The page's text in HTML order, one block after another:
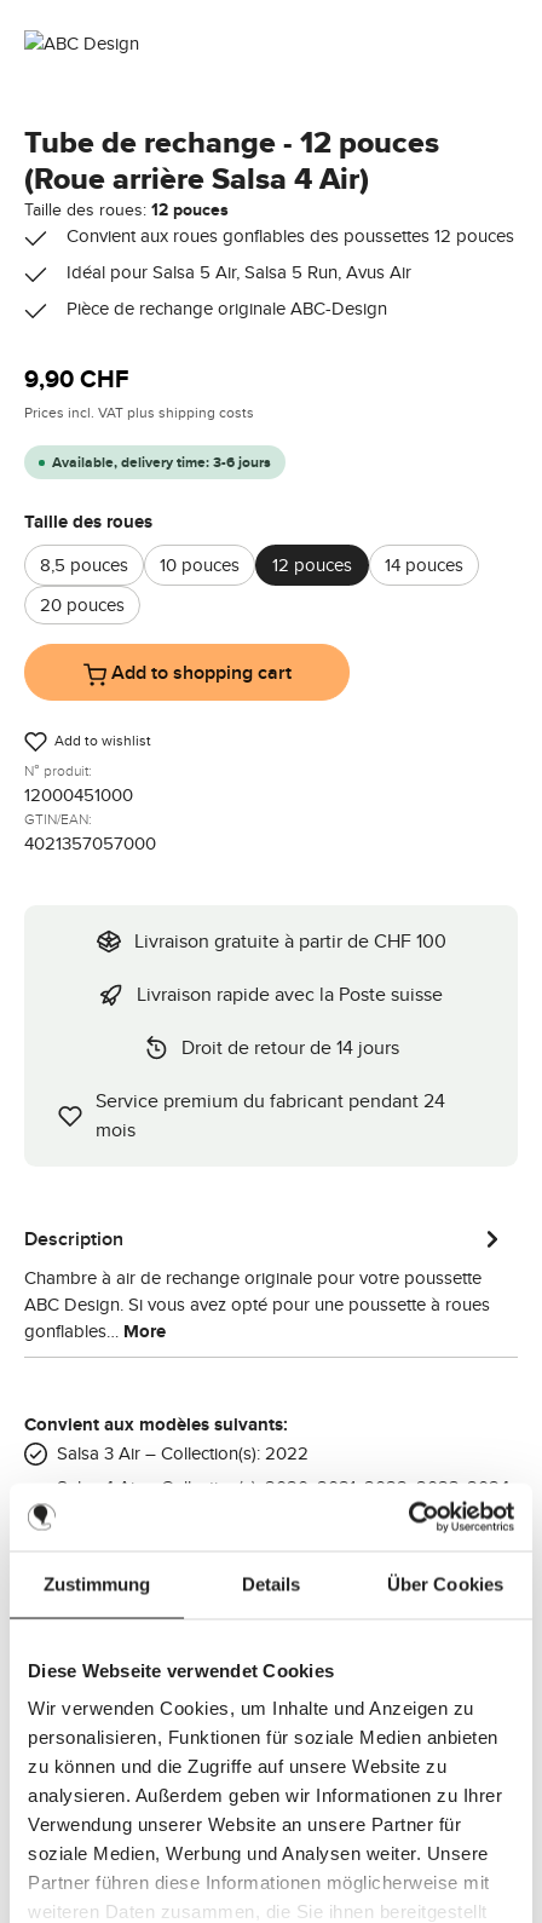
Zustimmung Details Über Cookies
Diese Webseite verwendet Cookies
Wir verwenden Cookies, um Inhalte und Anzeigen zu
personalisieren, Funktionen für soziale Medien anbieten
zu können und die Zugriffe auf unsere Website zu
analysieren. Außerdem geben wir Informationen zu Ihrer
Verwendung unserer Website an unsere Partner für
soziale Medien, Werbung und Analysen weiter. Unsere
Partner führen diese Informationen möglicherweise mit
weiteren Daten zusammen, die Sie ihnen bereitgestellt
Tube de rechange - 12 pouces
(Roue arrière Salsa 4 Air)
Taille des roues: 12 pouces
Convient aux roues gonflables des poussettes 12 pouces
Idéal pour Salsa 5 Air, Salsa 5 Run, Avus Air
Pièce de rechange originale ABC-Design
Regular price:
9,90 CHF
Prices incl. VAT plus shipping costs
Available, delivery time: 3-6 jours
Select
Taille des roues
8,5 pouces 10 pouces 12 pouces
14 pouces
20 pouces
Add to shopping cart
Add to wishlist
N° produit:
12000451000
GTIN/EAN:
4021357057000
Livraison gratuite à partir de CHF 100
Livraison rapide avec la Poste suisse
Droit de retour de 14 jours
Service premium du fabricant pendant 24
mois
Description
Chambre à air de rechange originale pour votre poussette
ABC Design. Si vous avez opté pour une poussette à roues
gonflables… More
Convient aux modèles suivants:
Salsa 3 Air – Collection(s): 2022
Salsa 4 Air – Collection(s): 2020, 2021, 2022, 2023, 2024,
Salsa 4 Air - Set – Collection(s): 2023
Salsa 4 Air - Starter Set – Collection(s): 2020, 2021, 2022,
Salsa 5 Air – Collection(s): 2025, 2026
Salsa 5 Air - Set – Collection(s): 2025
Salsa 5 Air - Starter Set – Collection(s): 2025
Salsa 5 Air Starter Set – Collection(s): 2026
Salsa 5 Run – Collection(s): 2025
Salsa Run – Collection(s): 2024, 2025
Viper 4 – Collection(s): 2020, 2021